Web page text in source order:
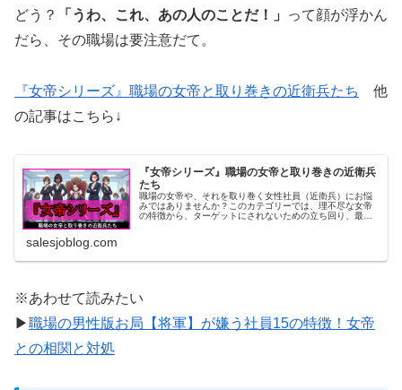
どう？ 「うわ、これ、あの人のことだ！」
って顔が浮かん
だら、その職場は要注意だて。
『女帝シリーズ』職場の女帝と取り巻きの近衛兵たち
他
の記事はこちら↓
『女帝シリーズ』職場の女帝と取り巻きの近衛兵
たち
職場の女帝や、それを取り巻く女性社員（近衛兵）にお悩
みではありませんか？このカテゴリーでは、理不尽な女帝
の特徴から、ターゲットにされないための立ち回り、最強
salesjoblog.com
※あわせて読みたい
▶職場の男性版お局【将軍】が嫌う社員15の特徴！女帝
との相関と対処